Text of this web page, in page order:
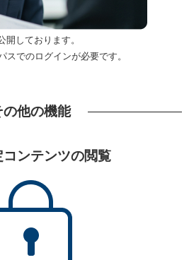
しております。
でのログインが必要です。
の他の機能
ンテンツの閲覧